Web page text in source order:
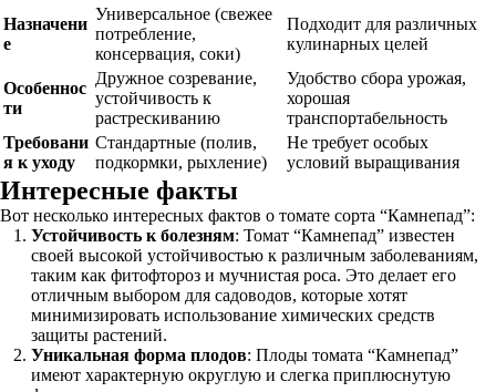
Назначени
е
Универсальное (свежее
потребление,
консервация, соки)
Подходит для различных
кулинарных целей
Особеннос
ти
Дружное созревание,
устойчивость к
растрескиванию
Удобство сбора урожая,
хорошая
транспортабельность
Требовани
я к уходу
Стандартные (полив,
подкормки, рыхление)
Не требует особых
условий выращивания
Интересные факты
Вот несколько интересных фактов о томате сорта “Камнепад”:
Устойчивость к болезням: Томат “Камнепад” известен
своей высокой устойчивостью к различным заболеваниям,
таким как фитофтороз и мучнистая роса. Это делает его
отличным выбором для садоводов, которые хотят
минимизировать использование химических средств
защиты растений.
Уникальная форма плодов: Плоды томата “Камнепад”
имеют характерную округлую и слегка приплюснутую